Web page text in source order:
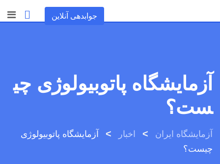
جوابدهی آنلاین
آزمایشگاه پاتوبیولوژی چی
ست؟
آزمایشگاه ایران > اخبار >
آزمایشگاه پاتوبیولوژی
چیست؟